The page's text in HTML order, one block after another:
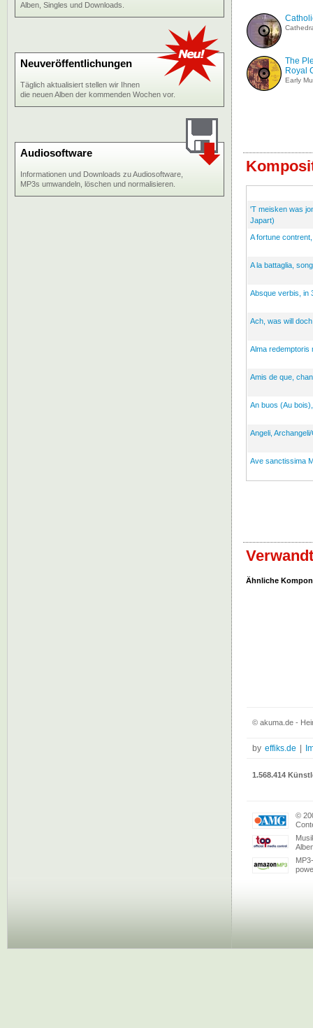
The
Royal
Early
'T meisken was
Japart)
A fortune
A la battaglia,
Absque verbis, in
Ach, was will
Alma redemptoris
Amis de que,
An buos (Au
Angeli,
Ave sanctissima
Ähnliche
Alben, Singles und Downloads.
Neuveröffentlichungen
Täglich aktualisiert stellen wir Ihnen
die neuen Alben der kommenden Wochen vor.
Audiosoftware
Informationen und Downloads zu Audiosoftware,
MP3s umwandeln, löschen und normalisieren.
© akuma.de -
by effiks.de
1.568.414
©